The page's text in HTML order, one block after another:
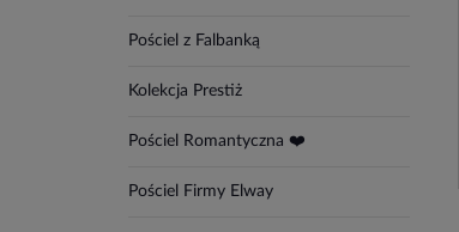
Pościel z Falbanką
Kolekcja Prestiż
Pościel Romantyczna ❤️
Pościel Firmy Elway